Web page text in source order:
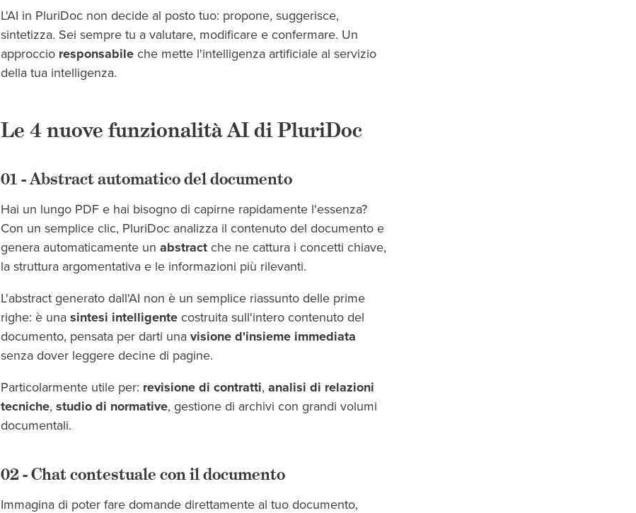
L'AI in PluriDoc non decide al posto tuo: propone, suggerisce,
sintetizza. Sei sempre tu a valutare, modificare e confermare. Un
approccio responsabile che mette l'intelligenza artificiale al servizio
della tua intelligenza.
Le 4 nuove funzionalità AI di PluriDoc
01 - Abstract automatico del documento
Hai un lungo PDF e hai bisogno di capirne rapidamente l'essenza?
Con un semplice clic, PluriDoc analizza il contenuto del documento e
genera automaticamente un abstract che ne cattura i concetti chiave,
la struttura argomentativa e le informazioni più rilevanti.
L'abstract generato dall'AI non è un semplice riassunto delle prime
righe: è una sintesi intelligente costruita sull'intero contenuto del
documento, pensata per darti una visione d'insieme immediata
senza dover leggere decine di pagine.
Particolarmente utile per: revisione di contratti, analisi di relazioni
tecniche, studio di normative, gestione di archivi con grandi volumi
documentali.
02 - Chat contestuale con il documento
Immagina di poter fare domande direttamente al tuo documento,